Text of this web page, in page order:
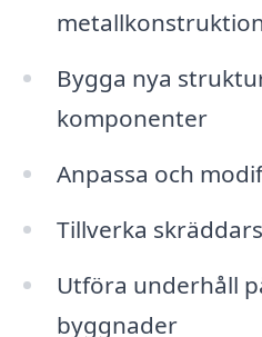
Bygga nya
komponenter
Anpassa och
Tillverka
Utföra underhåll
byggnader